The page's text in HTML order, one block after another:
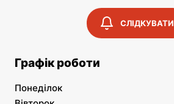
СЛІДКУВАТИ
Графік роботи
Понеділок